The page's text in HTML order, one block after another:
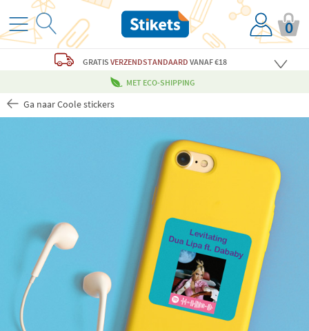
0
GRATIS VERZENDSTANDAARD VANAF €18
MET ECO-SHIPPING
Ga naar Coole stickers